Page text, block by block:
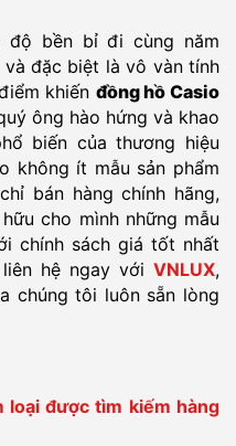
độ bền bỉ đi cùng năm
đặc biệt là vô vàn tính
khiến đồng hồ Casio
ông hào hứng và khao
biến của thương hiệu
không ít mẫu sản phẩm
bán hàng chính hãng,
cho mình những mẫu
chính sách giá tốt nhất
hệ ngay với VNLUX,
chúng tôi luôn sẵn lòng
loại được tìm kiếm hàng